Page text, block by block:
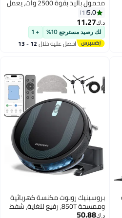
محمول باليد بقوة 2500 وات، يعمل
بالضغط العالي ودرجة الحرارة
العالية، مزود برؤوس فرشاة
وقفازات للمطبخ والأثاث والحمام
والسيارة
5.0
1
11.27
لك رصيد مسترجع 10% + 1
احصل عليه خلال 12 - 13
اغسطس
بروسينيك روبوت مكنسة كهربائية
وممسحة 850T، رفيع للغاية، شفط
قوي 3000 باسكال، مكنسة50.88